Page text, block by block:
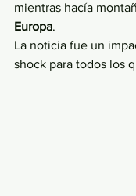
mientras hacía
Europa.
La noticia fue un
shock para todos los